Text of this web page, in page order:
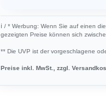
ℹ︎ / * Werbung: Wenn Sie auf einen
gezeigten Preise können sich
** Die UVP ist der vorgeschlagene
Preise inkl. MwSt., zzgl.